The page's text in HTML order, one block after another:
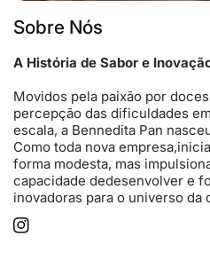
Sobre Nós
A História de Sabor e
Movidos pela paixão por
percepção das dificuldades
escala, a Bennedita Pan
Como toda nova
forma modesta, mas
capacidade dedesenvolver e
inovadoras para o universo da
Instagram